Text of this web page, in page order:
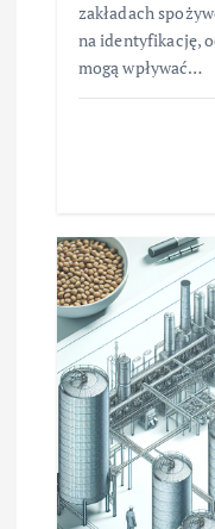
zakładach
na identyfikację,
mogą wpływać…